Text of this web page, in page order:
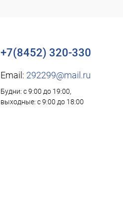
+7(8452) 320-330
Email: 292299@mail.ru
Будни: с 9:00 до 19:00,
выходные: с 9:00 до 18:00